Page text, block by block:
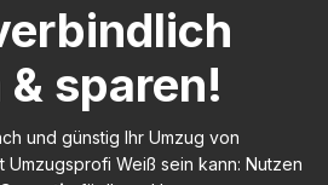
sparen!
und günstig Ihr Umzug von
Umzugsprofi Weiß sein kann: Nutzen